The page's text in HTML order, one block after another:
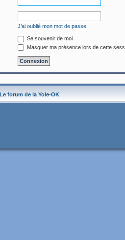
J’ai oublié mon mot de passe
Se souvenir de moi
Masquer ma présence lors de cette
Le forum de la Yole-OK